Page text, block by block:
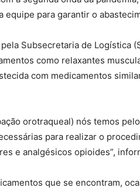
para garantir o
Subsecretaria de Logística
como relaxantes
com medicamentos
orotraqueal) nós temos
para realizar o
e analgésicos opioides”,
que se encontram,